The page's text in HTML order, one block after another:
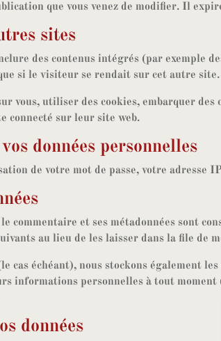
que vous venez de modifier. Il
sites
des contenus intégrés (par exemple
si le visiteur se rendait sur cet autre site.
vous, utiliser des cookies, embarquer
connecté sur leur site web.
données personnelles
de votre mot de passe, votre adresse
commentaire et ses métadonnées sont
au lieu de les laisser dans la file de
cas échéant), nous stockons également
informations personnelles à tout
données